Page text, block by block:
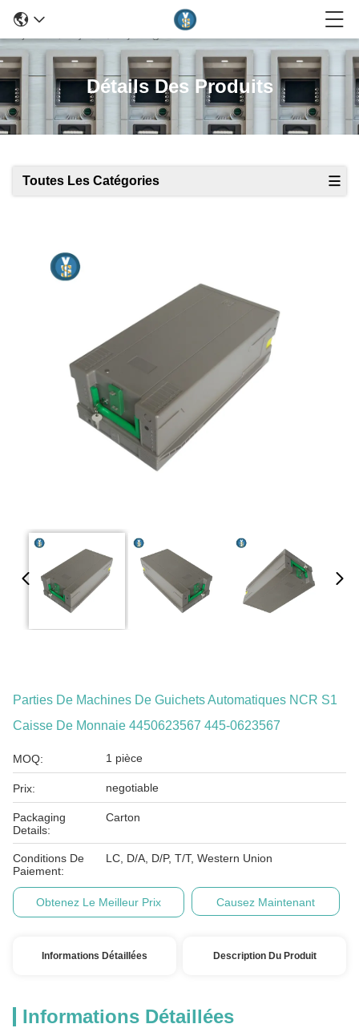
Détails Des Produits
Toutes Les Catégories
Parties De Machines De Guichets Automatiques NCR S1
Caisse De Monnaie 4450623567 445-0623567
MOQ: 1 pièce
Prix: negotiable
Packaging
Details:
Carton
Conditions De
Paiement:
LC, D/A, D/P, T/T, Western Union
Obtenez Le Meilleur Prix Causez Maintenant
Informations Détaillées Description Du Produit
Informations Détaillées